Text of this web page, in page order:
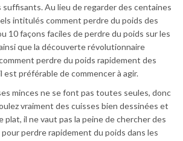
Au lieu de regarder des centaines
intitulés comment perdre du poids des
10 façons faciles de perdre du poids sur les
que la découverte révolutionnaire
perdre du poids rapidement des
est préférable de commencer à agir.
minces ne se font pas toutes seules, donc
vraiment des cuisses bien dessinées et
plat, il ne vaut pas la peine de chercher des
perdre rapidement du poids dans les